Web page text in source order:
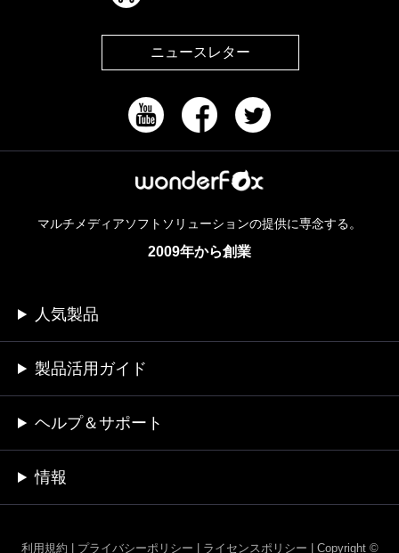
ニュースレター
マルチメディアソフトソリューションの提供に専念する。
2009年から創業
人気製品
製品活用ガイド
ヘルプ＆サポート
情報
利用規約 プライバシーポリシー ライセンスポリシー Copyright ©